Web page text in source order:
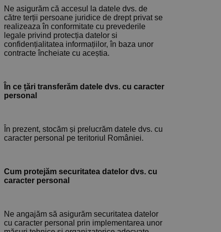
Ne asigurăm că accesul la datele dvs. de
către terții persoane juridice de drept privat se
realizeaza în conformitate cu prevederile
legale privind protecția datelor si
confidențialitatea informațiilor, în baza unor
contracte încheiate cu aceștia.
În ce țări transferăm datele dvs. cu caracter
personal
În prezent, stocăm și prelucrăm datele dvs. cu
caracter personal pe teritoriul României.
Cum protejăm securitatea datelor dvs. cu
caracter personal
Ne angajăm să asigurăm securitatea datelor
cu caracter personal prin implementarea unor